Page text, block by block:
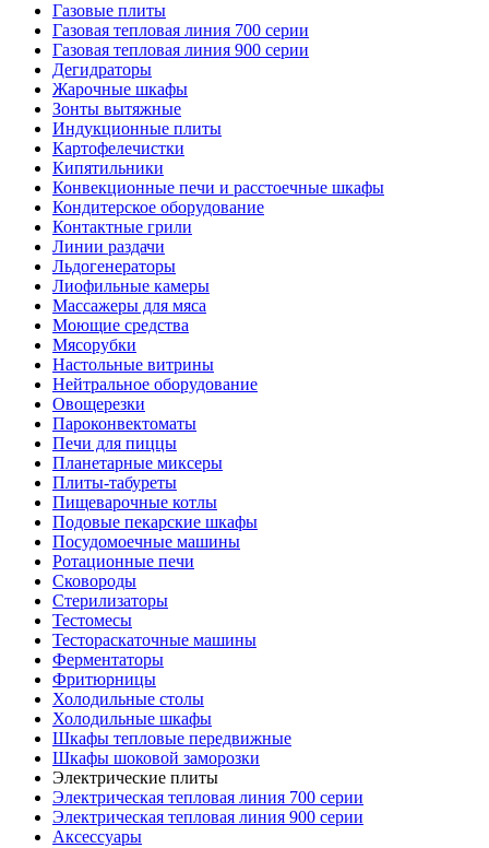
Газовые плиты
Газовая тепловая линия 700 серии
Газовая тепловая линия 900 серии
Дегидраторы
Жарочные шкафы
Зонты вытяжные
Индукционные плиты
Картофелечистки
Кипятильники
Конвекционные печи и расстоечные шкафы
Кондитерское оборудование
Контактные грили
Линии раздачи
Льдогенераторы
Лиофильные камеры
Массажеры для мяса
Моющие средства
Мясорубки
Настольные витрины
Нейтральное оборудование
Овощерезки
Пароконвектоматы
Печи для пиццы
Планетарные миксеры
Плиты-табуреты
Пищеварочные котлы
Подовые пекарские шкафы
Посудомоечные машины
Ротационные печи
Сковороды
Стерилизаторы
Тестомесы
Тестораскаточные машины
Ферментаторы
Фритюрницы
Холодильные столы
Холодильные шкафы
Шкафы тепловые передвижные
Шкафы шоковой заморозки
Электрические плиты
Электрическая тепловая линия 700 серии
Электрическая тепловая линия 900 серии
Аксессуары